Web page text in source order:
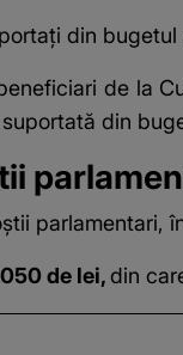
din
de la
din
parlamentari,
de lei,din